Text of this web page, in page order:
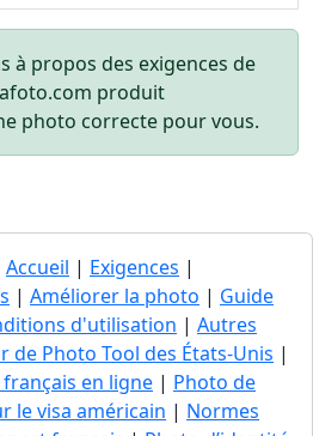
à propos des exigences de
produit
photo correcte pour vous.
Accueil | Exigences |
| Améliorer la photo | Guide
d'utilisation | Autres
de Photo Tool des États-Unis |
en ligne | Photo de
le visa américain | Normes